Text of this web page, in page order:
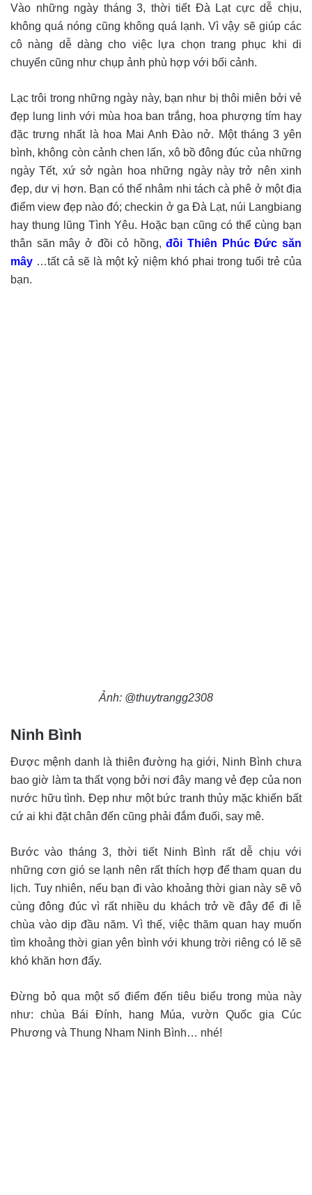
Vào những ngày tháng 3, thời tiết Đà Lạt cực dễ chịu,
không quá nóng cũng không quá lạnh. Vì vậy sẽ giúp các
cô nàng dễ dàng cho việc lựa chọn trang phục khi di
chuyển cũng như chụp ảnh phù hợp với bối cảnh.
Lạc trôi trong những ngày này, bạn như bị thôi miên bởi vẻ
đẹp lung linh với mùa hoa ban trắng, hoa phượng tím hay
đặc trưng nhất là hoa Mai Anh Đào nở. Một tháng 3 yên
bình, không còn cảnh chen lấn, xô bồ đông đúc của những
ngày Tết, xứ sở ngàn hoa những ngày này trở nên xinh
đẹp, dư vị hơn. Bạn có thể nhâm nhi tách cà phê ở một địa
điểm view đẹp nào đó; checkin ở ga Đà Lạt, núi Langbiang
hay thung lũng Tình Yêu. Hoặc bạn cũng có thể cùng bạn
thân săn mây ở đồi cỏ hồng,đồi Thiên Phúc Đức săn
mây …tất cả sẽ là một kỷ niệm khó phai trong tuổi trẻ của
bạn.
Ảnh: @thuytrangg2308
Ninh Bình
Được mệnh danh là thiên đường hạ giới, Ninh Bình chưa
bao giờ làm ta thất vọng bởi nơi đây mang vẻ đẹp của non
nước hữu tình. Đẹp như một bức tranh thủy mặc khiến bất
cứ ai khi đặt chân đến cũng phải đắm đuối, say mê.
Bước vào tháng 3, thời tiết Ninh Bình rất dễ chịu với
những cơn gió se lạnh nên rất thích hợp để tham quan du
lịch. Tuy nhiên, nếu bạn đi vào khoảng thời gian này sẽ vô
cùng đông đúc vì rất nhiều du khách trở về đây để đi lễ
chùa vào dịp đầu năm. Vì thế, việc thăm quan hay muốn
tìm khoảng thời gian yên bình với khung trời riêng có lẽ sẽ
khó khăn hơn đấy.
Đừng bỏ qua một số điểm đến tiêu biểu trong mùa này
như: chùa Bái Đính, hang Múa, vườn Quốc gia Cúc
Phương và Thung Nham Ninh Bình… nhé!